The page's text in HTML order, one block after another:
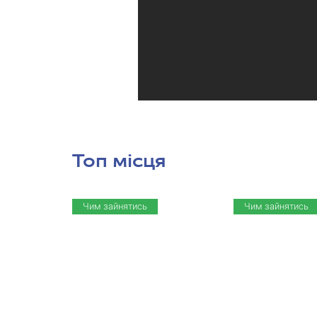
Топ місця
Чим зайнятись Чим зайнятись